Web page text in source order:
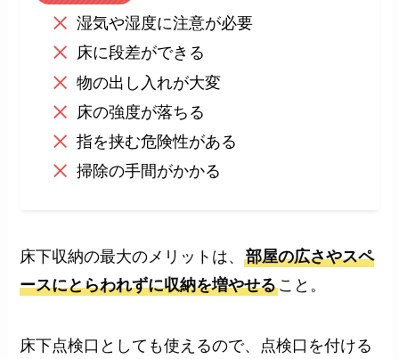
湿気や湿度に注意が必要
床に段差ができる
物の出し入れが大変
床の強度が落ちる
指を挟む危険性がある
掃除の手間がかかる
床下収納の最大のメリットは、部屋の広さやスペ
ースにとらわれずに収納を増やせること。
床下点検口としても使えるので、点検口を付ける